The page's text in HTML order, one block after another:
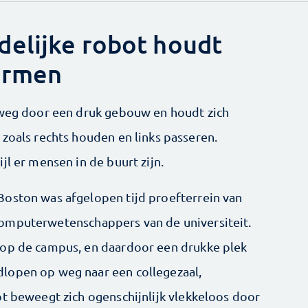
robot houdt
door een druk gebouw en houdt zich
rechts houden en links passeren.
er mensen in de buurt zijn.
was afgelopen tijd proefterrein van
van de universiteit.
de campus, en daardoor een drukke plek
op weg naar een collegezaal,
zich ogenschijnlijk vlekkeloos door